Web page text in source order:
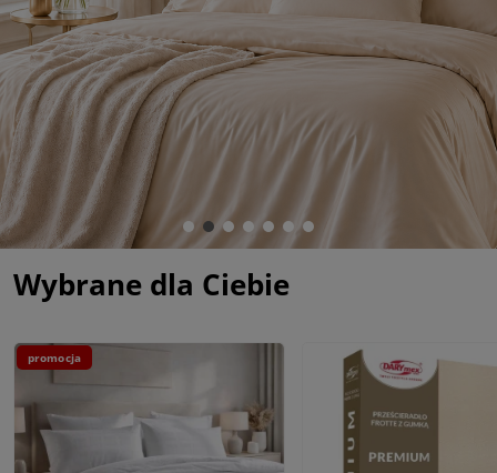
Wybrane dla Ciebie
promocja